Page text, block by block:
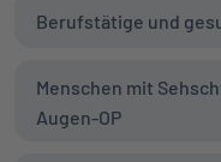
Berufstätige und
Menschen mit
Augen-OP